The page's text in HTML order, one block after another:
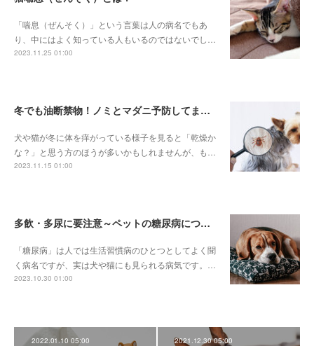
「喘息（ぜんそく）」という言葉は人の病名でもあ
り、中にはよく知っている人もいるのではないでし…
2023.11.25 01:00
冬でも油断禁物！ノミとマダニ予防してますか？
犬や猫が冬に体を痒がっている様子を見ると「乾燥か
な？」と思う方のほうが多いかもしれませんが、も…
2023.11.15 01:00
多飲・多尿に要注意～ペットの糖尿病について～
「糖尿病」は人では生活習慣病のひとつとしてよく聞
く病名ですが、実は犬や猫にも見られる病気です。…
2023.10.30 01:00
2022.01.10 05:00 2021.12.30 05:00